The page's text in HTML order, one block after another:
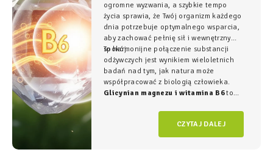
ogromne wyzwania, a szybkie tempo
życia sprawia, że Twój organizm każdego
dnia potrzebuje optymalnego wsparcia,
aby zachować pełnię sił i wewnętrzny
spokój.
To harmonijne połączenie substancji
odżywczych jest wynikiem wieloletnich
badań nad tym, jak natura może
współpracować z biologią człowieka.
Glicynian magnezu i witamina B6to
fundament świadomego wspierania
organizmu, łączący wysoką skuteczność z
najwyższym bezpieczeństwem
CZYTAJ DALEJ